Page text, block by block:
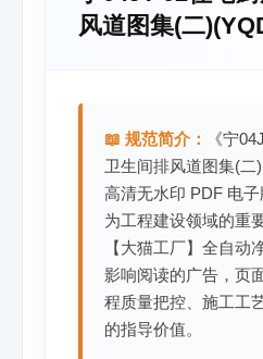
风道图集(二
📖 规范简介：
《宁
卫生间排风道图集(二
高清无水印 PDF 电
为工程建设领域的重
【大猫工厂】全自动
影响阅读的广告，页
程质量把控、施工工
的指导价值。